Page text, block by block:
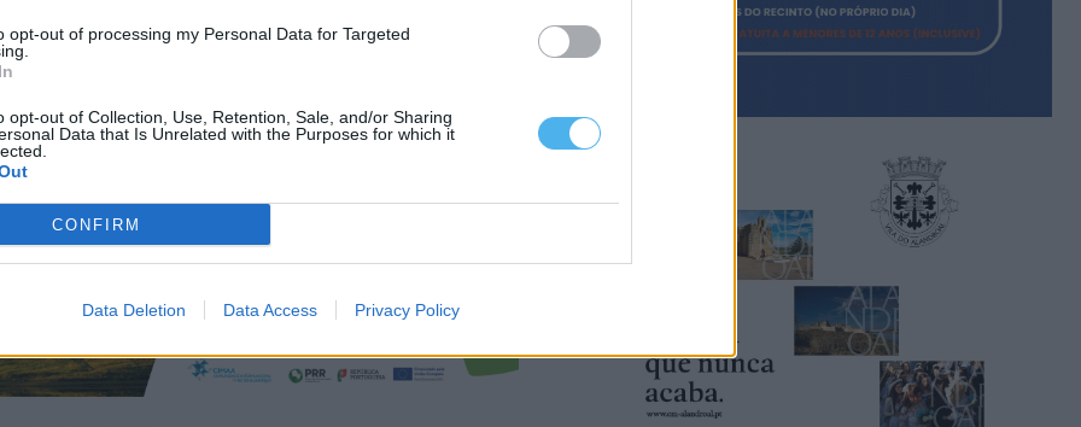
opt-out of processing my Personal Data for Targeted
opt-out of Collection, Use, Retention, Sale, and/or Sharing
Data that Is Unrelated with the Purposes for which it
CONFIRM
Data Deletion Data Access Privacy Policy